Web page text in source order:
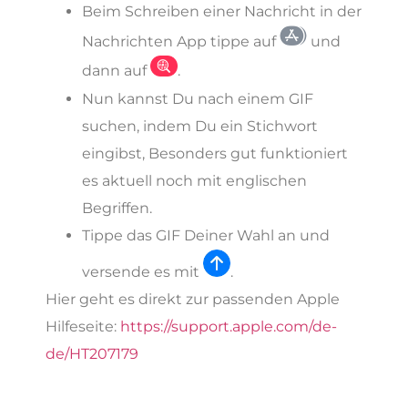
Beim Schreiben einer Nachricht in der
Nachrichten App tippe auf
und
dann auf
.
Nun kannst Du nach einem GIF
suchen, indem Du ein Stichwort
eingibst, Besonders gut funktioniert
es aktuell noch mit englischen
Begriffen.
Tippe das GIF Deiner Wahl an und
versende es mit
.
Hier geht es direkt zur passenden Apple
Hilfeseite: https://support.apple.com/de-
de/HT207179